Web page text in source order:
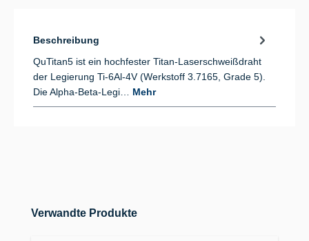
Beschreibung
QuTitan5 ist ein hochfester Titan-Laserschweißdraht
der Legierung Ti-6Al-4V (Werkstoff 3.7165, Grade 5).
Die Alpha-Beta-Legi… Mehr
Produktgalerie überspringen
Verwandte Produkte